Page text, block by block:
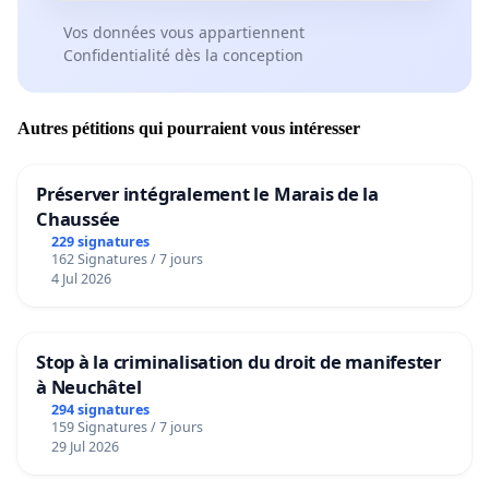
Vos données vous appartiennent
Confidentialité dès la conception
Autres pétitions qui pourraient vous intéresser
Préserver intégralement le Marais de la
Chaussée
229 signatures
162 Signatures / 7 jours
4 Jul 2026
Stop à la criminalisation du droit de manifester
à Neuchâtel
294 signatures
159 Signatures / 7 jours
29 Jul 2026